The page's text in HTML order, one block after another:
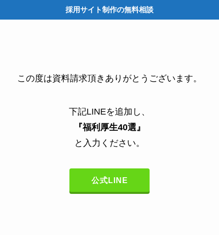
採用サイト制作の無料相談
この度は資料請求頂きありがとうございます。
下記LINEを追加し、
『福利厚生40選』
と入力ください。
公式LINE